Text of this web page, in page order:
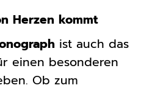
Herzen kommt
ist auch das
einen besonderen
Ob zum